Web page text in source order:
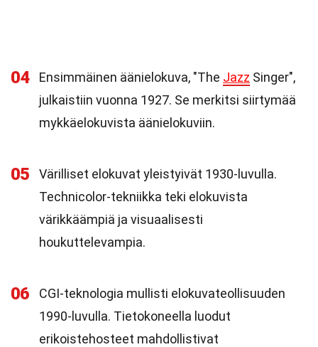
04 Ensimmäinen äänielokuva, "The Jazz Singer",
julkaistiin vuonna 1927. Se merkitsi siirtymää
mykkäelokuvista äänielokuviin.
05
Värilliset elokuvat yleistyivät 1930-luvulla.
Technicolor-tekniikka teki elokuvista
värikkäämpiä ja visuaalisesti
houkuttelevampia.
06
CGI-teknologia mullisti elokuvateollisuuden
1990-luvulla. Tietokoneella luodut
erikoistehosteet mahdollistivat